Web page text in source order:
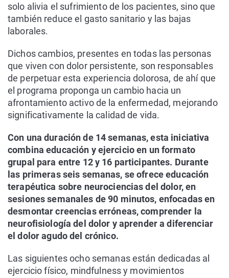
solo alivia el sufrimiento de los pacientes, sino que
también reduce el gasto sanitario y las bajas
laborales.
Dichos cambios, presentes en todas las personas
que viven con dolor persistente, son responsables
de perpetuar esta experiencia dolorosa, de ahí que
el programa proponga un cambio hacia un
afrontamiento activo de la enfermedad, mejorando
significativamente la calidad de vida.
Con una duración de 14 semanas, esta iniciativa
combina educación y ejercicio en un formato
grupal para entre 12 y 16 participantes. Durante
las primeras seis semanas, se ofrece educación
terapéutica sobre neurociencias del dolor, en
sesiones semanales de 90 minutos, enfocadas en
desmontar creencias erróneas, comprender la
neurofisiología del dolor y aprender a diferenciar
el dolor agudo del crónico.
Las siguientes ocho semanas están dedicadas al
ejercicio físico, mindfulness y movimientos